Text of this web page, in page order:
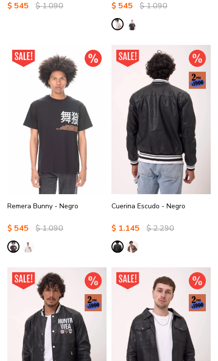
$ 545 $1.090 $ 545 $1.090
Remera Bunny - Negro
$ 545 $1.090
Cuerina Escudo - Negro
$ 1.145 $2.290